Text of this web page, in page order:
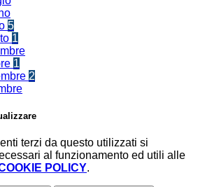
5
1
1
2
terzi da questo utilizzati si
al funzionamento ed utili alle
POLICY.